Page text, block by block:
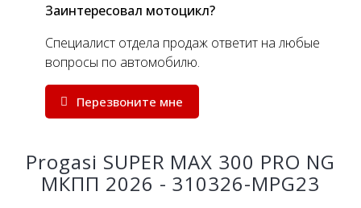
Заинтересовал мотоцикл?
Специалист отдела продаж ответит на любые
вопросы по автомобилю.
Перезвоните мне
Progasi SUPER MAX 300 PRO NG
МКПП 2026 - 310326-MPG23